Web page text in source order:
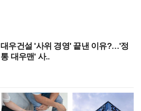
대우건설 '사위 경영' 끝낸 이유?…'정
통 대우맨' 사..